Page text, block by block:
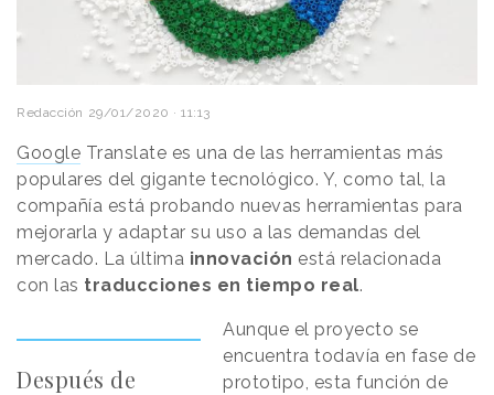
Redacción 29/01/2020 · 11:13
Google Translate es una de las herramientas más
populares del gigante tecnológico. Y, como tal, la
compañía está probando nuevas herramientas para
mejorarla y adaptar su uso a las demandas del
mercado. La última innovación está relacionada
con las traducciones en tiempo real.
Después de
Aunque el proyecto se
encuentra todavía en fase de
prototipo, esta función de